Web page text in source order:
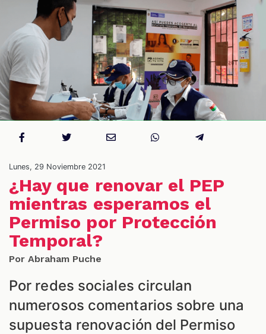
Lunes, 29 Noviembre 2021
¿Hay que renovar el PEP
mientras esperamos el
Permiso por Protección
Temporal?
Por Abraham Puche
Por redes sociales circulan
numerosos comentarios sobre una
supuesta renovación del Permiso